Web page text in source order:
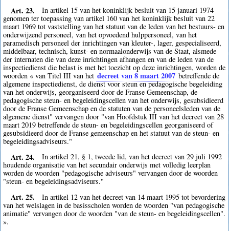
Art. 23.
In artikel 15 van het koninklijk besluit van 15 januari 1974
genomen ter toepassing van artikel 160 van het koninklijk besluit van 22
maart 1969 tot vaststelling van het statuut van de leden van het bestuurs- en
onderwijzend personeel, van het opvoedend hulppersoneel, van het
paramedisch personeel der inrichtingen van kleuter-, lager, gespecialiseerd,
middelbaar, technisch, kunst- en normaalonderwijs van de Staat, alsmede
der internaten die van deze inrichtingen afhangen en van de leden van de
inspectiedienst die belast is met het toezicht op deze inrichtingen, worden de
woorden « van Titel III van het decreet van 8 maart 2007 betreffende de
algemene inspectiedienst, de dienst voor steun en pedagogische begeleiding
van het onderwijs, georganiseerd door de Franse Gemeenschap, de
pedagogische steun- en begeleidingscellen van het onderwijs, gesubsidieerd
door de Franse Gemeenschap en de statuten van de personeelsleden van de
algemene dienst" vervangen door "van Hoofdstuk III van het decreet van 28
maart 2019 betreffende de steun- en begeleidingscellen georganiseerd of
gesubsidieerd door de Franse gemeenschap en het statuut van de steun- en
begeleidingsadviseurs."
Art. 24.
In artikel 21, § 1, tweede lid, van het decreet van 29 juli 1992
houdende organisatie van het secundair onderwijs met volledig leerplan
worden de woorden "pedagogische adviseurs" vervangen door de woorden
"steun- en begeleidingsadviseurs."
Art. 25.
In artikel 12 van het decreet van 14 maart 1995 tot bevordering
van het welslagen in de basisscholen worden de woorden "van pedagogische
animatie" vervangen door de woorden "van de steun- en begeleidingscellen".
».